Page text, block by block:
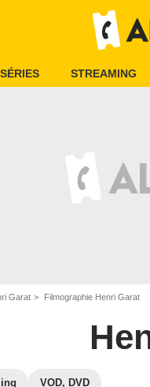
SÉRIES STREAMING
Garat Filmographie Henri Garat
VOD, DVD